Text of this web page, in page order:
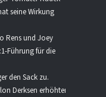
seine Wirkung
Rens und Joey
Führung für die
den Sack zu.
Derksen erhöhten